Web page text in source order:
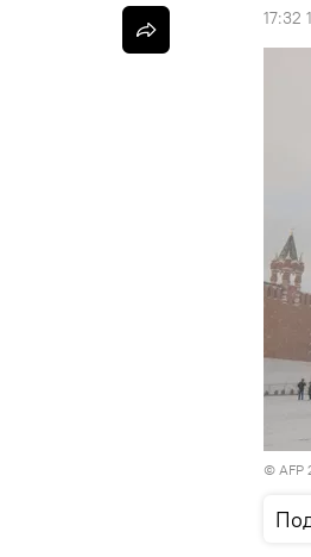
17:32
© AFP